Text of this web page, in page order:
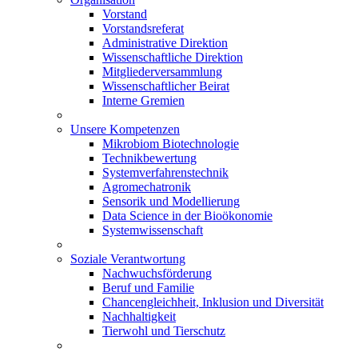
Vorstand
Vorstandsreferat
Administrative Direktion
Wissenschaftliche Direktion
Mitgliederversammlung
Wissenschaftlicher Beirat
Interne Gremien
Unsere Kompetenzen
Mikrobiom Biotechnologie
Technikbewertung
Systemverfahrenstechnik
Agromechatronik
Sensorik und Modellierung
Data Science in der Bioökonomie
Systemwissenschaft
Soziale Verantwortung
Nachwuchsförderung
Beruf und Familie
Chancengleichheit, Inklusion und Diversität
Nachhaltigkeit
Tierwohl und Tierschutz